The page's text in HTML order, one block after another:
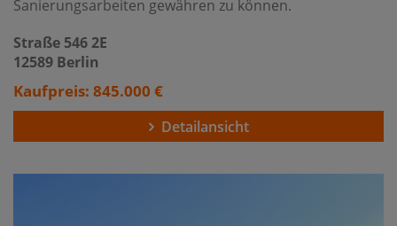
Sanierungsarbeiten gewähren zu können.
Straße 546 2E
12589 Berlin
Kaufpreis: 845.000 €
Detailansicht